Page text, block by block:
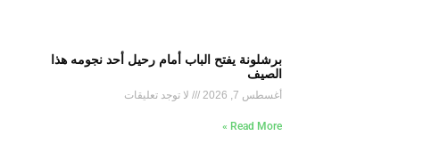
برشلونة يفتح الباب أمام رحيل أحد نجومه هذا
الصيف
أغسطس 7, 2026 لا توجد تعليقات
Read More »